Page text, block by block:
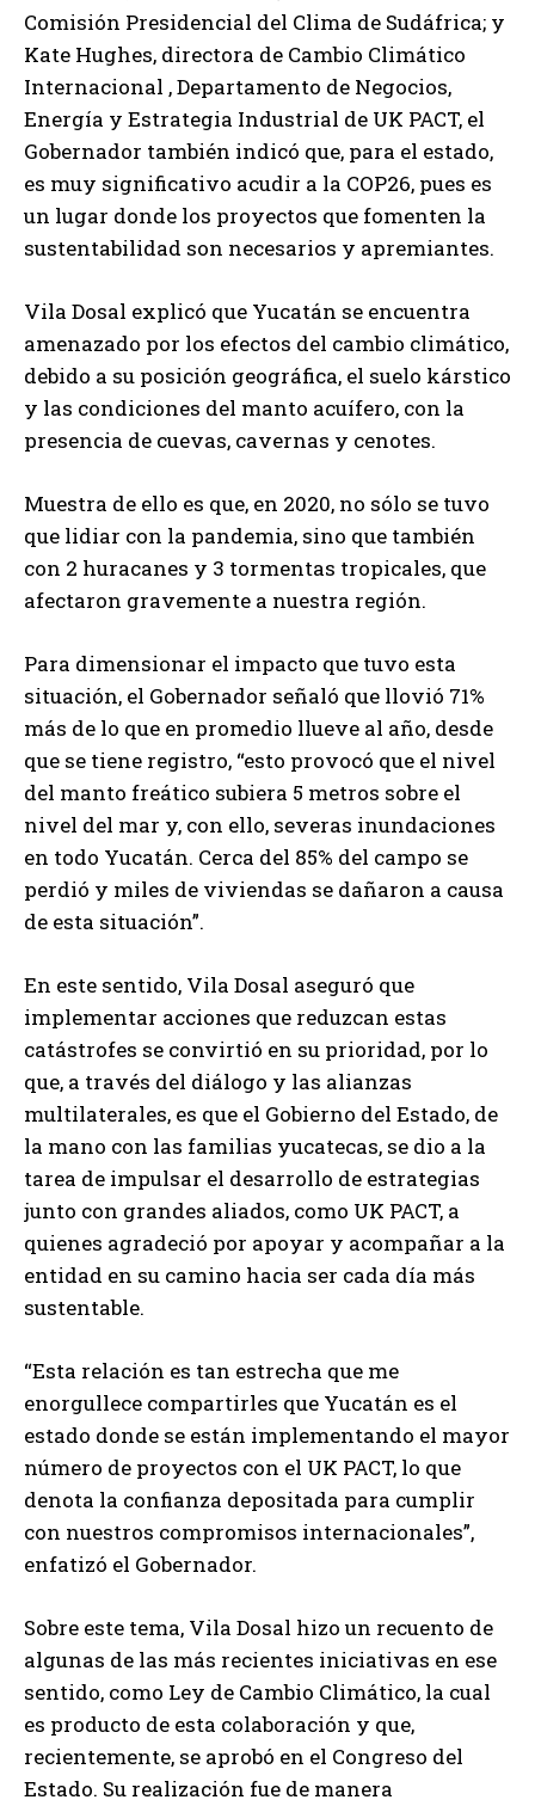
Comisión Presidencial del Clima de Sudáfrica; y
Kate Hughes, directora de Cambio Climático
Internacional , Departamento de Negocios,
Energía y Estrategia Industrial de UK PACT, el
Gobernador también indicó que, para el estado,
es muy significativo acudir a la COP26, pues es
un lugar donde los proyectos que fomenten la
sustentabilidad son necesarios y apremiantes.
Vila Dosal explicó que Yucatán se encuentra
amenazado por los efectos del cambio climático,
debido a su posición geográfica, el suelo kárstico
y las condiciones del manto acuífero, con la
presencia de cuevas, cavernas y cenotes.
Muestra de ello es que, en 2020, no sólo se tuvo
que lidiar con la pandemia, sino que también
con 2 huracanes y 3 tormentas tropicales, que
afectaron gravemente a nuestra región.
Para dimensionar el impacto que tuvo esta
situación, el Gobernador señaló que llovió 71%
más de lo que en promedio llueve al año, desde
que se tiene registro, “esto provocó que el nivel
del manto freático subiera 5 metros sobre el
nivel del mar y, con ello, severas inundaciones
en todo Yucatán. Cerca del 85% del campo se
perdió y miles de viviendas se dañaron a causa
de esta situación”.
En este sentido, Vila Dosal aseguró que
implementar acciones que reduzcan estas
catástrofes se convirtió en su prioridad, por lo
que, a través del diálogo y las alianzas
multilaterales, es que el Gobierno del Estado, de
la mano con las familias yucatecas, se dio a la
tarea de impulsar el desarrollo de estrategias
junto con grandes aliados, como UK PACT, a
quienes agradeció por apoyar y acompañar a la
entidad en su camino hacia ser cada día más
sustentable.
“Esta relación es tan estrecha que me
enorgullece compartirles que Yucatán es el
estado donde se están implementando el mayor
número de proyectos con el UK PACT, lo que
denota la confianza depositada para cumplir
con nuestros compromisos internacionales”,
enfatizó el Gobernador.
Sobre este tema, Vila Dosal hizo un recuento de
algunas de las más recientes iniciativas en ese
sentido, como Ley de Cambio Climático, la cual
es producto de esta colaboración y que,
recientemente, se aprobó en el Congreso del
Estado. Su realización fue de manera